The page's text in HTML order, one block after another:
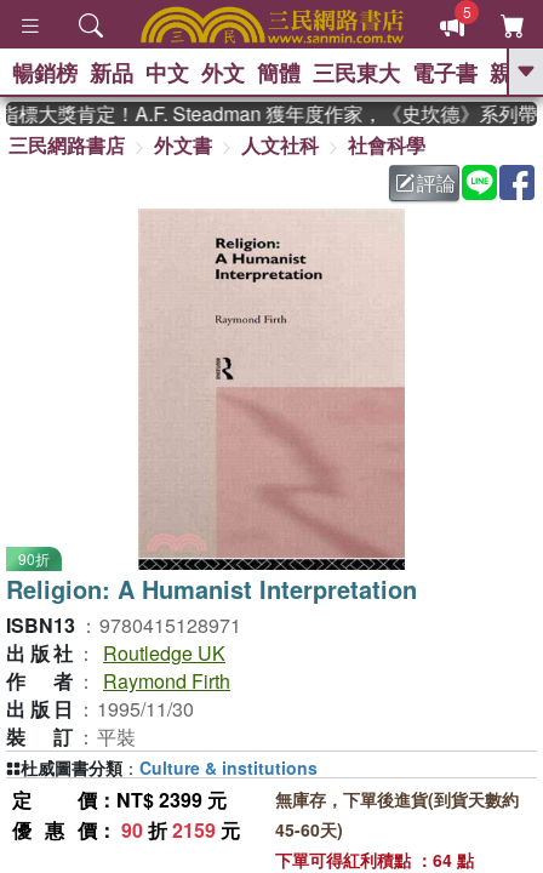
5
GO
熱搜： 東野圭吾 、 高希均教授回憶錄
父親節 、 如果歷
暑期推薦 、 國際布克
登輝時代
偉大的迷走神經
暢銷榜 新品 中文 外文 簡體 三民東大 電子書 親子
大獎肯定！A.F. Steadman 獲年度作家，《史坎德》系列帶
三民網路書店
外文書 人文社科
社會科學
評論
90折
Religion: A Humanist Interpretation
ISBN13 ： 9780415128971
出版社 ：
Routledge UK
作者 ：
Raymond Firth
出版日 ： 1995/11/30
裝訂 ： 平裝
定價 ：NT$ 2399 元
優惠價 ： 90折2159 元
無庫存，下單後進貨(到貨天數約
45-60天)
下單可得紅利積點 ：64 點
杜威圖書分類 ： Culture & institutions